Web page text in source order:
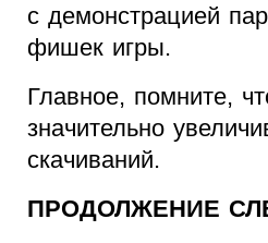
с демонстрацией
фишек игры.
Главное, помните,
значительно
скачиваний.
ПРОДОЛЖЕНИЕ